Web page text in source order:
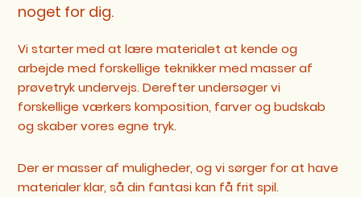
noget for dig.
Vi starter med at lære materialet at kende og
arbejde med forskellige teknikker med masser af
prøvetryk undervejs. Derefter undersøger vi
forskellige værkers komposition, farver og budskab
og skaber vores egne tryk.
Der er masser af muligheder, og vi sørger for at have
materialer klar, så din fantasi kan få frit spil.